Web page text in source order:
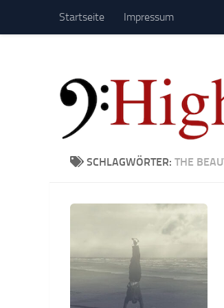
Zum Inhalt springen
Startseite Impressum
SCHLAGWÖRTER: THE